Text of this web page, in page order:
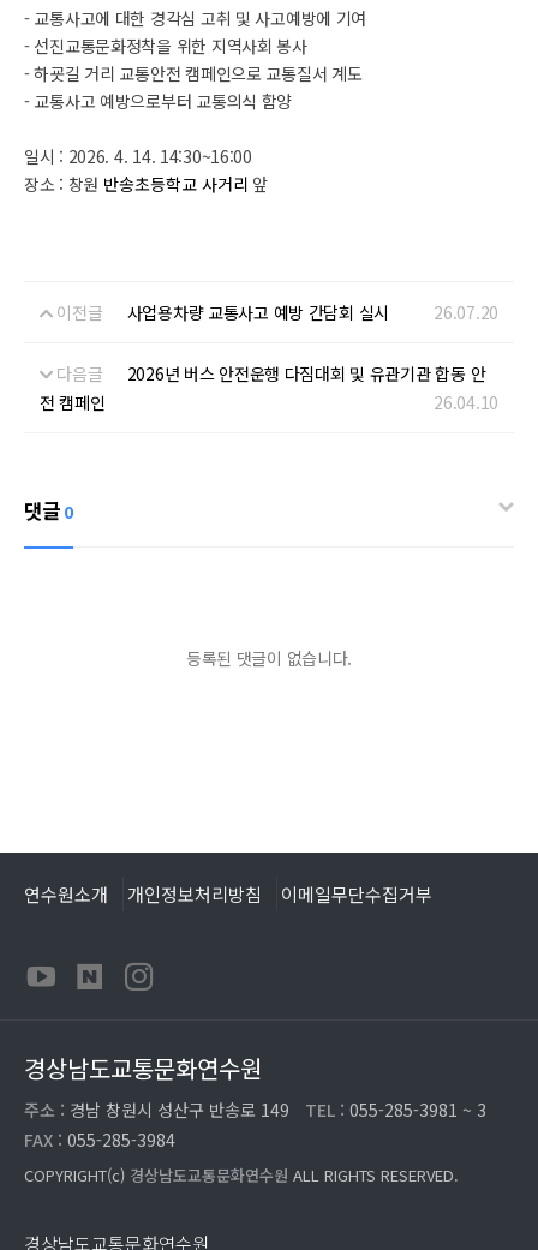
- 교통사고에 대한 경각심 고취 및 사고예방에 기여
- 선진교통문화정착을 위한 지역사회 봉사
- 하굣길 거리 교통안전 캠페인으로 교통질서 계도
- 교통사고 예방으로부터 교통의식 함양
일시 : 2026. 4. 14. 14:30~16:00
장소 : 창원 반송초등학교 사거리 앞
이전글 사업용차량 교통사고 예방 간담회 실시 26.07.20
다음글
2026년 버스 안전운행 다짐대회 및 유관기관 합동 안
전 캠페인
26.04.10
댓글 0
등록된 댓글이 없습니다.
연수원소개 개인정보처리방침 이메일무단수집거부
경상남도교통문화연수원
주소 : 경남 창원시 성산구 반송로 149 TEL : 055-285-3981 ~ 3
FAX : 055-285-3984
COPYRIGHT(c) 경상남도교통문화연수원 ALL RIGHTS RESERVED.
경상남도교통문화연수원